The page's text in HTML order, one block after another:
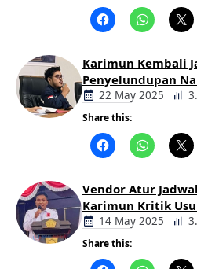
Karimun Kembali
Penyelundupan
Desak Pemkab
Tegas
22 May 2025
Share this:
Vendor Atur Jadwal
Karimun Kritik
14 May 2025
Share this: